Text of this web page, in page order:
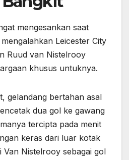
mengesankan saat
Leicester City
Ruud van Nistelrooy
khusus untuknya.
gelandang bertahan asal
dua gol ke gawang
tercipta pada menit
keras dari luar kotak
Van Nistelrooy sebagai gol